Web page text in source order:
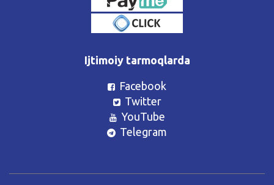
Ijtimoiy tarmoqlarda
Facebook
Twitter
YouTube
Telegram